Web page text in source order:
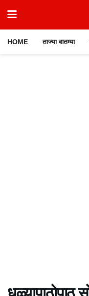
HOME ताज्या बातम्या